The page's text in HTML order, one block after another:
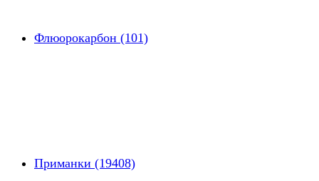
Флюорокарбон (101)
Приманки (19408)